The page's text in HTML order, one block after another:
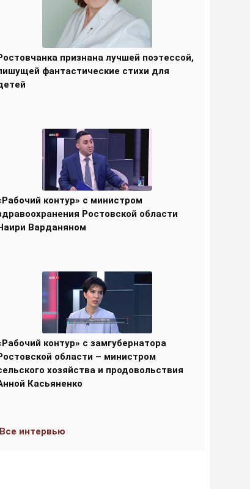
признана лучшей поэтессой,
фантастические стихи для
контур» с министром
Ростовской области
Варданяном
контур» с замгубернатора
области – министром
хозяйства и продовольствия
Касьяненко
интервью